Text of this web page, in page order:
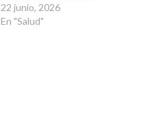
22 junio, 2026
En "Salud"